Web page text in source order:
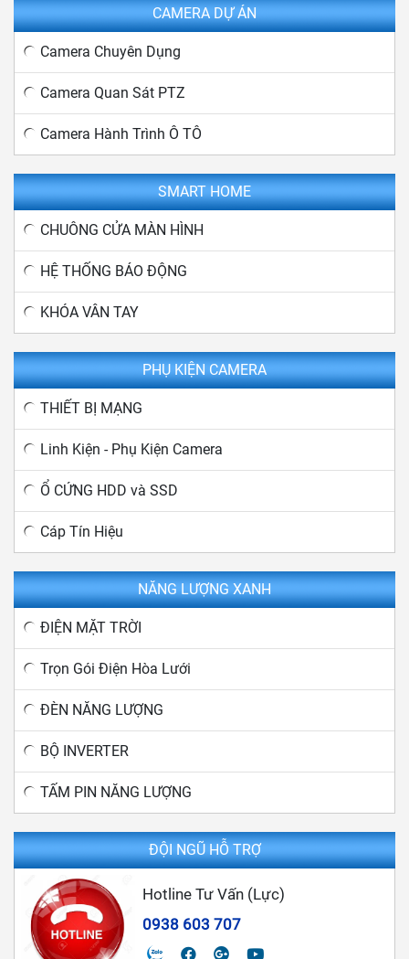
CAMERA DỰ ÁN
Camera Chuyên Dụng
Camera Quan Sát PTZ
Camera Hành Trình Ô TÔ
SMART HOME
CHUÔNG CỬA MÀN HÌNH
HỆ THỐNG BÁO ĐỘNG
KHÓA VÂN TAY
PHỤ KIỆN CAMERA
THIẾT BỊ MẠNG
Linh Kiện - Phụ Kiện Camera
Ổ CỨNG HDD và SSD
Cáp Tín Hiệu
NĂNG LƯỢNG XANH
ĐIỆN MẶT TRỜI
Trọn Gói Điện Hòa Lưới
ĐÈN NĂNG LƯỢNG
BỘ INVERTER
TẤM PIN NĂNG LƯỢNG
ĐỘI NGŨ HỖ TRỢ
Hotline Tư Vấn (Lực)
0938 603 707